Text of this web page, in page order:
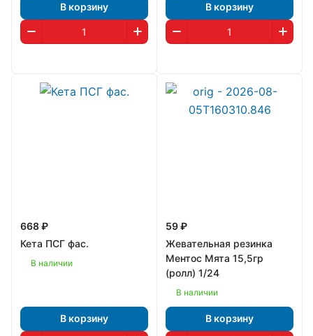
В корзину В корзину
668 ₽
Кета ПСГ фас.
В наличии
В корзину
59 ₽
Жевательная резинка
Ментос Мята 15,5гр
(ролл) 1/24
В наличии
В корзину